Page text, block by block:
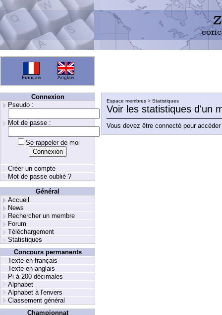
Français Anglais
Connexion
Pseudo :
Mot de passe :
Se rappeler de moi
Créer un compte
Mot de passe oublié ?
Général
Accueil
News
Rechercher un membre
Forum
Téléchargement
Statistiques
Concours permanents
Texte en français
Texte en anglais
Pi à 200 décimales
Alphabet
Alphabet à l'envers
Classement général
Championnat
Espace membres > Statistiques
Voir les statistiques d'un
Vous devez être connecté pour